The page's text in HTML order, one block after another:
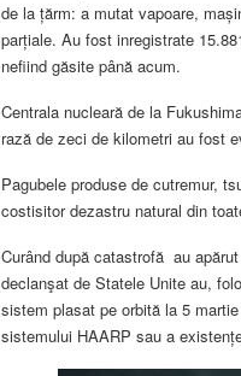
de la țărm: a mutat vapoare,
parțiale. Au fost inregistrate
nefiind găsite până acum.
Centrala nucleară de la
rază de zeci de kilometri au fost
Pagubele produse de cutremur,
costisitor dezastru natural din
Curând după catastrofă au
declanşat de Statele Unite au,
sistem plasat pe orbită la 5
sistemului HAARP sau a